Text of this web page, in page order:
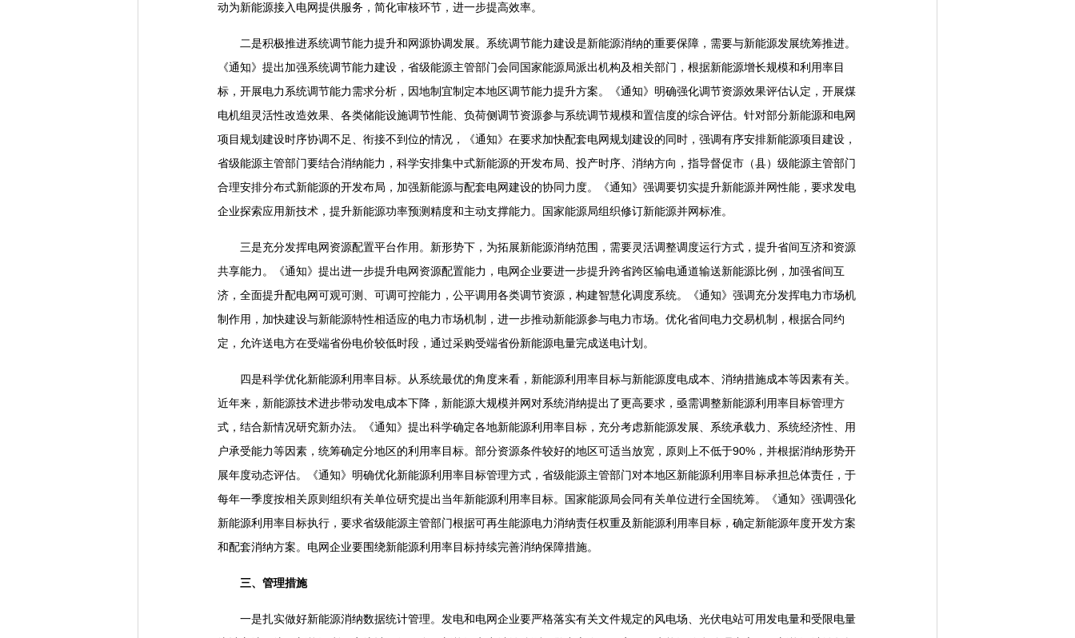
动为新能源接入电网提供服务，简化审核环节，进一步提高效率。
二是积极推进系统调节能力提升和网源协调发展。系统调节能力建设是新能源消纳的重要保障，需要与新能源发展统筹推进。
《通知》提出加强系统调节能力建设，省级能源主管部门会同国家能源局派出机构及相关部门，根据新能源增长规模和利用率目
标，开展电力系统调节能力需求分析，因地制宜制定本地区调节能力提升方案。《通知》明确强化调节资源效果评估认定，开展煤
电机组灵活性改造效果、各类储能设施调节性能、负荷侧调节资源参与系统调节规模和置信度的综合评估。针对部分新能源和电网
项目规划建设时序协调不足、衔接不到位的情况，《通知》在要求加快配套电网规划建设的同时，强调有序安排新能源项目建设，
省级能源主管部门要结合消纳能力，科学安排集中式新能源的开发布局、投产时序、消纳方向，指导督促市（县）级能源主管部门
合理安排分布式新能源的开发布局，加强新能源与配套电网建设的协同力度。《通知》强调要切实提升新能源并网性能，要求发电
企业探索应用新技术，提升新能源功率预测精度和主动支撑能力。国家能源局组织修订新能源并网标准。
三是充分发挥电网资源配置平台作用。新形势下，为拓展新能源消纳范围，需要灵活调整调度运行方式，提升省间互济和资源
共享能力。《通知》提出进一步提升电网资源配置能力，电网企业要进一步提升跨省跨区输电通道输送新能源比例，加强省间互
济，全面提升配电网可观可测、可调可控能力，公平调用各类调节资源，构建智慧化调度系统。《通知》强调充分发挥电力市场机
制作用，加快建设与新能源特性相适应的电力市场机制，进一步推动新能源参与电力市场。优化省间电力交易机制，根据合同约
定，允许送电方在受端省份电价较低时段，通过采购受端省份新能源电量完成送电计划。
四是科学优化新能源利用率目标。从系统最优的角度来看，新能源利用率目标与新能源度电成本、消纳措施成本等因素有关。
近年来，新能源技术进步带动发电成本下降，新能源大规模并网对系统消纳提出了更高要求，亟需调整新能源利用率目标管理方
式，结合新情况研究新办法。《通知》提出科学确定各地新能源利用率目标，充分考虑新能源发展、系统承载力、系统经济性、用
户承受能力等因素，统筹确定分地区的利用率目标。部分资源条件较好的地区可适当放宽，原则上不低于90%，并根据消纳形势开
展年度动态评估。《通知》明确优化新能源利用率目标管理方式，省级能源主管部门对本地区新能源利用率目标承担总体责任，于
每年一季度按相关原则组织有关单位研究提出当年新能源利用率目标。国家能源局会同有关单位进行全国统筹。《通知》强调强化
新能源利用率目标执行，要求省级能源主管部门根据可再生能源电力消纳责任权重及新能源利用率目标，确定新能源年度开发方案
和配套消纳方案。电网企业要围绕新能源利用率目标持续完善消纳保障措施。
三、管理措施
一是扎实做好新能源消纳数据统计管理。发电和电网企业要严格落实有关文件规定的风电场、光伏电站可用发电量和受限电量